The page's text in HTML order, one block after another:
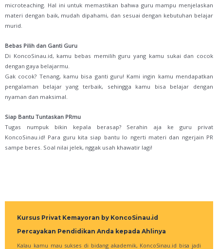
microteaching. Hal ini untuk memastikan bahwa guru mampu menjelaskan
materi dengan baik, mudah dipahami, dan sesuai dengan kebutuhan belajar
murid.
Bebas Pilih dan Ganti Guru
Di KoncoSinau.id, kamu bebas memilih guru yang kamu sukai dan cocok
dengan gaya belajarmu.
Gak cocok? Tenang, kamu bisa ganti guru! Kami ingin kamu mendapatkan
pengalaman belajar yang terbaik, sehingga kamu bisa belajar dengan
nyaman dan maksimal.
Siap Bantu Tuntaskan PRmu
Tugas numpuk bikin kepala berasap? Serahin aja ke guru privat
KoncoSinau.id! Para guru kita siap bantu lo ngerti materi dan ngerjain PR
sampe beres. Soal nilai jelek, nggak usah khawatir lagi!
Kursus Privat Kemayoran by KoncoSinau.id
Percayakan Pendidikan Anda kepada Ahlinya
Kalau kamu mau sukses di bidang akademik, KoncoSinau.id bisa jadi